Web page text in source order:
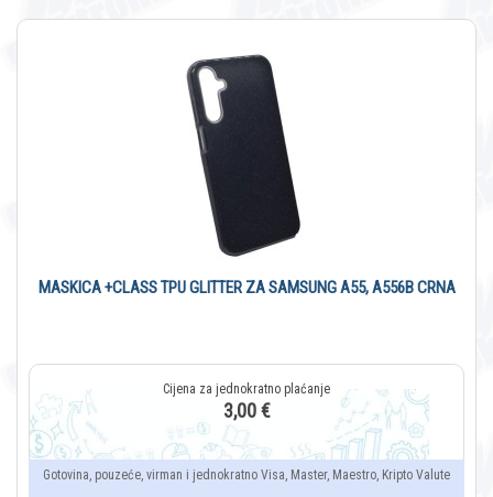
MASKICA +CLASS TPU GLITTER ZA SAMSUNG A55, A556B CRNA
3,00 €
Gotovina, pouzeće, virman i jednokratno Visa, Master, Maestro, Kripto Valute